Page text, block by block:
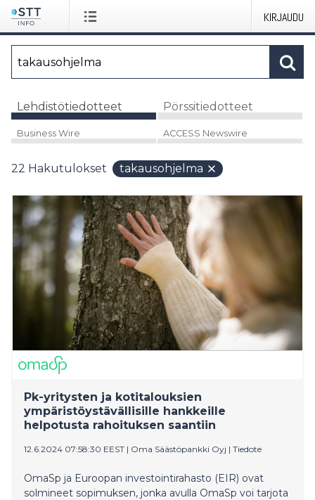
KIRJAUDU
Lehdistötiedotteet Pörssitiedotteet
Business Wire ACCESS Newswire
22 Hakutulokset takausohjelma
Pk-yritysten ja kotitalouksien
ympäristöystävällisille hankkeille
helpotusta rahoituksen saantiin
12.6.2024 07:58:30 EEST | Oma Säästöpankki Oyj | Tiedote
OmaSp ja Euroopan investointirahasto (EIR) ovat
solmineet sopimuksen, jonka avulla OmaSp voi tarjota